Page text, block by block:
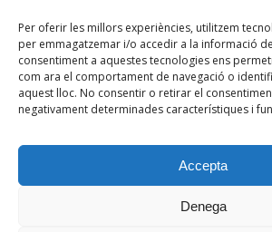
Per oferir les millors experiències, utilitzem
per emmagatzemar i/o accedir a la informació
consentiment a aquestes tecnologies ens
com ara el comportament de navegació o
aquest lloc. No consentir o retirar el
negativament determinades característiques i
Accepta
Denega
937 479 758
Consultores S.L.